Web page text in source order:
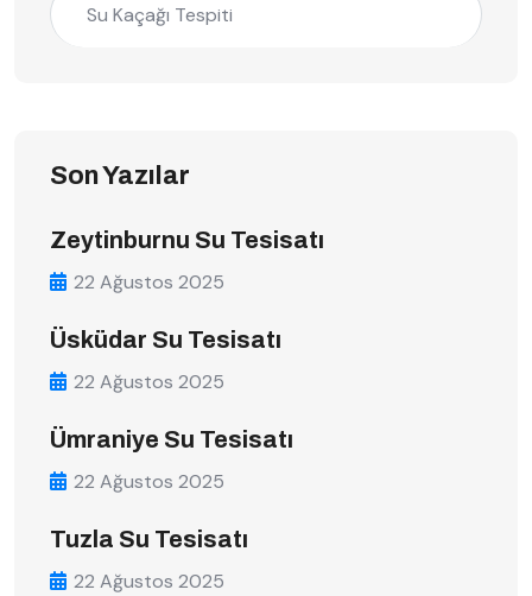
Su Kaçağı Tespiti
Son Yazılar
Zeytinburnu Su Tesisatı
22 Ağustos 2025
Üsküdar Su Tesisatı
22 Ağustos 2025
Ümraniye Su Tesisatı
22 Ağustos 2025
Tuzla Su Tesisatı
22 Ağustos 2025